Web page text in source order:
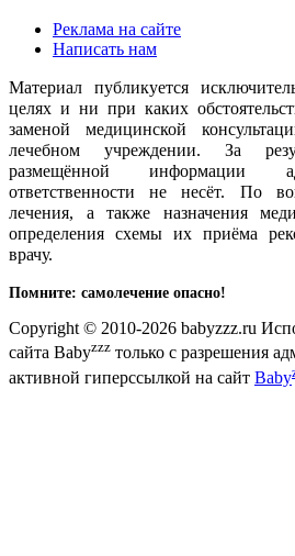
Реклама на сайте
Написать нам
Материал публикуется
целях и ни при каких
заменой медицинской
лечебном учреждении. За
размещённой информации
ответственности не несёт. По
лечения, а также назначения
определения схемы их приёма
врачу.
Помните: самолечение опасно!
Copyright © 2010-2026 babyzzz.ru
сайта Babyzzz только с разрешения
активной гиперссылкой на сайт Baby